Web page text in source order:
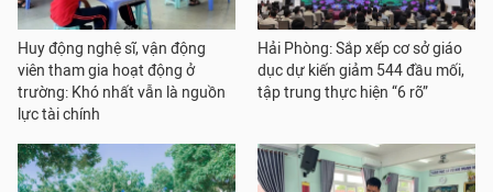
Huy động nghệ sĩ, vận động
viên tham gia hoạt động ở
trường: Khó nhất vẫn là nguồn
lực tài chính
Hải Phòng: Sắp xếp cơ sở giáo
dục dự kiến giảm 544 đầu mối,
tập trung thực hiện “6 rõ”